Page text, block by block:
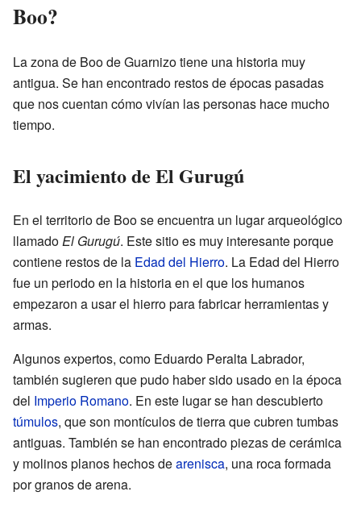
Boo?
La zona de Boo de Guarnizo tiene una historia muy
antigua. Se han encontrado restos de épocas pasadas
que nos cuentan cómo vivían las personas hace mucho
tiempo.
El yacimiento de El Gurugú
En el territorio de Boo se encuentra un lugar arqueológico
llamadoEl Gurugú. Este sitio es muy interesante porque
contiene restos de la Edad del Hierro. La Edad del Hierro
fue un periodo en la historia en el que los humanos
empezaron a usar el hierro para fabricar herramientas y
armas.
Algunos expertos, como Eduardo Peralta Labrador,
también sugieren que pudo haber sido usado en la época
del Imperio Romano. En este lugar se han descubierto
túmulos, que son montículos de tierra que cubren tumbas
antiguas. También se han encontrado piezas de cerámica
y molinos planos hechos dearenisca, una roca formada
por granos de arena.